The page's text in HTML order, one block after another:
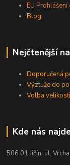
EU Prohlášení
Blog
Nejčtenější
Doporučená
Výztuže do
Volba
Kde nás
506 01 Jičín, ul.